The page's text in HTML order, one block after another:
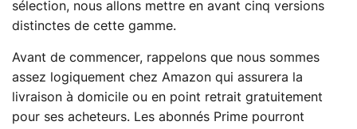
sélection, nous allons mettre en avant cinq versions
distinctes de cette gamme.
Avant de commencer, rappelons que nous sommes
assez logiquement chez Amazon qui assurera la
livraison à domicile ou en point retrait gratuitement
pour ses acheteurs. Les abonnés Prime pourront